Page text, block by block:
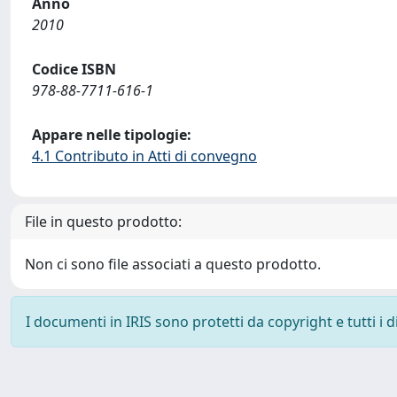
2010
Codice ISBN
978-88-7711-616-1
Appare nelle tipologie:
4.1 Contributo in Atti di convegno
File in questo prodotto:
Non ci sono file associati a questo prodotto.
I documenti in IRIS sono protetti da copyright e tutti i